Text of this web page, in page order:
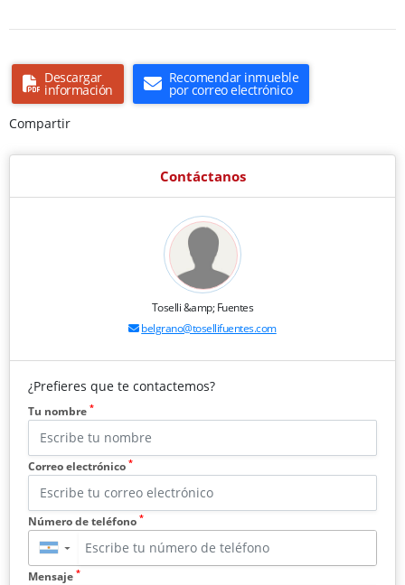
Descargar
información
Recomendar inmueble
por correo electrónico
Compartir
Contáctanos
Toselli &amp; Fuentes
belgrano@tosellifuentes.com
¿Prefieres que te contactemos?
Tu nombre *
Correo electrónico *
Número de teléfono *
▼
Mensaje *